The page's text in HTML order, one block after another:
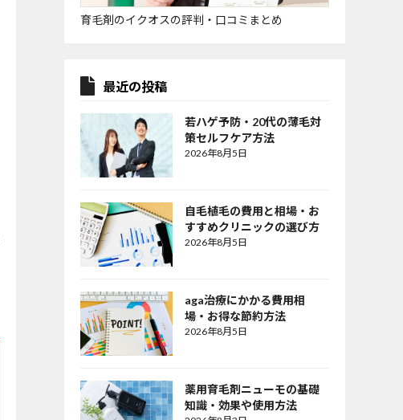
育毛剤のイクオスの評判・口コミまとめ
最近の投稿
若ハゲ予防・20代の薄毛対
策セルフケア方法
2026年8月5日
自毛植毛の費用と相場・お
すすめクリニックの選び方
2026年8月5日
aga治療にかかる費用相
場・お得な節約方法
2026年8月5日
薬用育毛剤ニューモの基礎
知識・効果や使用方法